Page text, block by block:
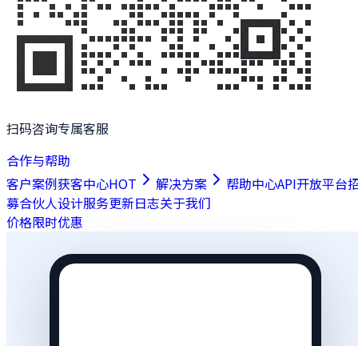
扫码咨询专属客服
合作与帮助
客户案例获客中心HOT 解决方案 帮助中心API开放平台
募合伙人设计服务更新日志关于我们
价格限时优惠